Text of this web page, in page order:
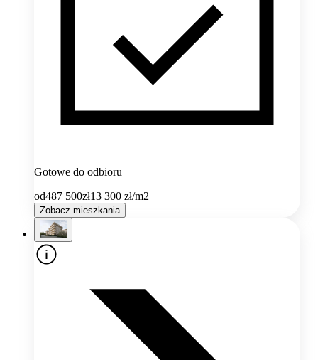
Gotowe do odbioru
od487 500zł13 300 zł/m2
Zobacz mieszkania